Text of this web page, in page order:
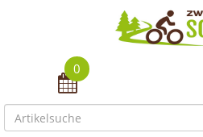
Toggle navigation
0